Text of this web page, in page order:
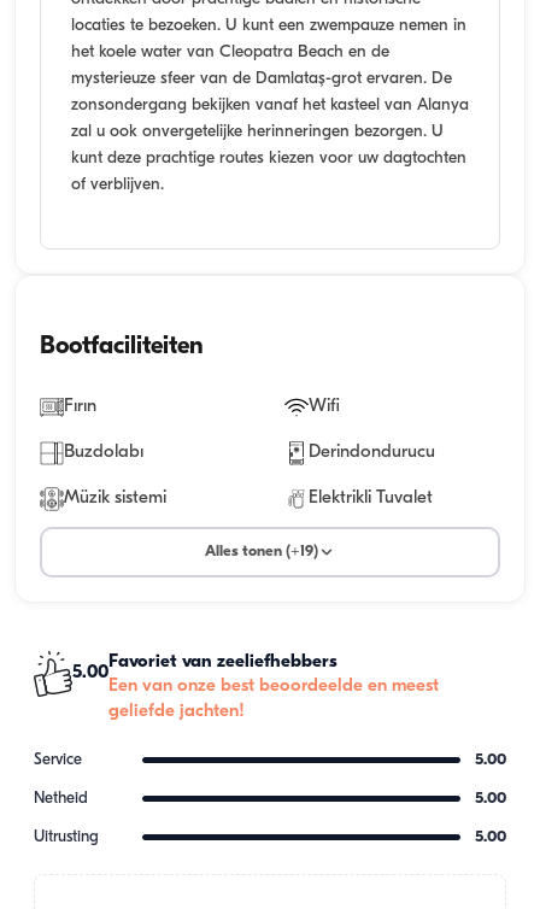
locaties te bezoeken. U kunt een zwempauze nemen in
het koele water van Cleopatra Beach en de
mysterieuze sfeer van de Damlataş-grot ervaren. De
zonsondergang bekijken vanaf het kasteel van Alanya
zal u ook onvergetelijke herinneringen bezorgen. U
kunt deze prachtige routes kiezen voor uw dagtochten
of verblijven.
Bootfaciliteiten
Fırın Wifi
Buzdolabı Derindondurucu
Müzik sistemi Elektrikli Tuvalet
Alles tonen (+19)
5.00
Favoriet van zeeliefhebbers
Een van onze best beoordeelde en meest
geliefde jachten!
Service 5.00
Netheid 5.00
Uitrusting 5.00